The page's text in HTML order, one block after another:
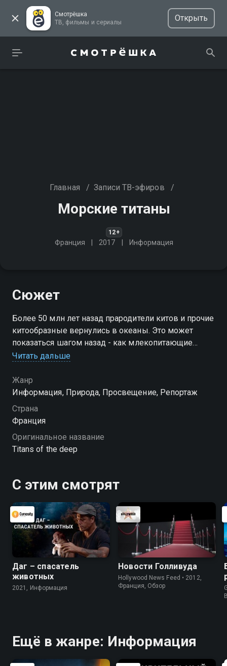
Смотрёшка
ТВ, фильмы и сериалы
Открыть
Главная / Записи ТВ-эфиров /
Морские титаны
12+
Франция 2017 Информация
Сюжет
Более 50 млн лет назад прародители китов и прочие
китообразные вернулись в океаны. Это может
показаться шагом назад - как млекопитающие
могут дышать, размножаться и вскармливать
Читать дальше
Жанр
Информация, Природа, Просвещение, Репортаж
Страна
Франция
Оригинальное название
Titans of the deep
С этим смотрят
Даг – спасатель
животных
2021, Информация
Новости Голливуда
Hollywood News Feed • 2012,
Франция, Обзор
Ещё в жанре: Информация